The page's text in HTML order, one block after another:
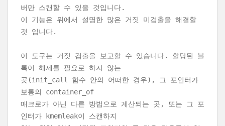
버만 스캔할 수 있을 것입니다.
이 기능은 위에서 설명한 많은 거짓 미검출을 해결할
것 입니다.
이 도구는 거짓 검출을 보고할 수 있습니다. 할당된 블
록이 해제를 필요로 하지 않는
곳(init_call 함수 안의 어떠한 경우), 그 포인터가
보통의 container_of
매크로가 아닌 다른 방법으로 계산되는 곳, 또는 그 포
인터가 kmemleak이 스캔하지